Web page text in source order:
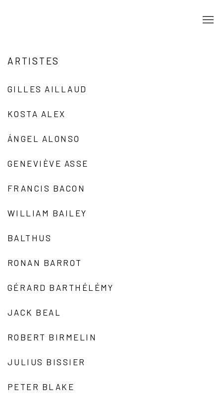
ARTISTES
GILLES AILLAUD
KOSTA ALEX
ÁNGEL ALONSO
GENEVIÈVE ASSE
FRANCIS BACON
WILLIAM BAILEY
BALTHUS
RONAN BARROT
GÉRARD BARTHÉLÉMY
JACK BEAL
ROBERT BIRMELIN
JULIUS BISSIER
PETER BLAKE